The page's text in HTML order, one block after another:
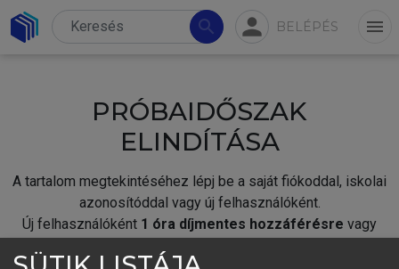
search person BELÉPÉS menu
PRÓBAIDŐSZAK
ELINDÍTÁSA
A tartalom megtekintéséhez lépj be a saját fiókoddal, iskolai
azonosítóddal vagy új felhasználóként.
Új felhasználóként 1 óra díjmentes hozzáférésre vagy